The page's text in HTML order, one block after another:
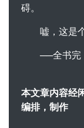
碍。
嘘，这是个
──全书完
本文章内容经
编排，制作